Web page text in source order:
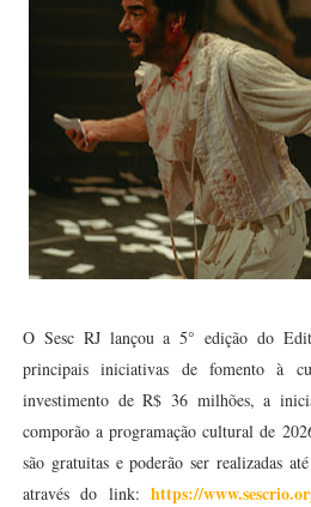
O Sesc RJ lançou a 5° edição do
principais iniciativas de fomento à
investimento de R$ 36 milhões, a
comporão a programação cultural de
são gratuitas e poderão ser realizadas
através do link:https://